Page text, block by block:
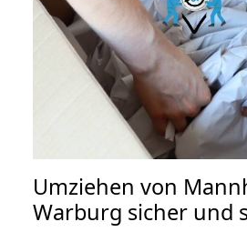
Umziehen von
Warburg sicher und